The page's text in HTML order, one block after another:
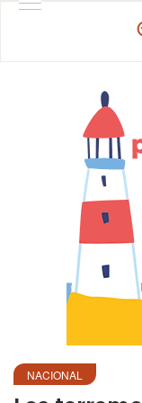
NACIONAL